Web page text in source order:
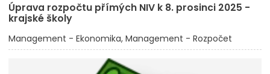
Úprava rozpočtu přímých NIV k 8. prosinci 2025 -
krajské školy
Management - Ekonomika Management - Rozpočet